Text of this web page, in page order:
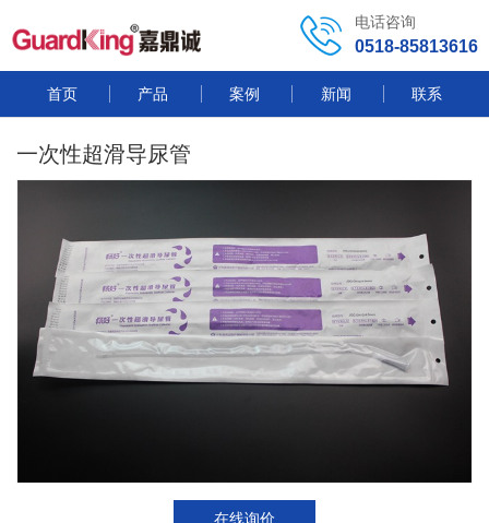
电话咨询
0518-85813616
首页 产品 案例 新闻 联系
一次性超滑导尿管
在线询价